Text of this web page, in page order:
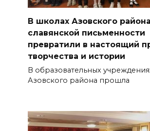
В школах Азовского
славянской письменности
превратили в настоящий
творчества и истории
В образовательных
Азовского района прошла